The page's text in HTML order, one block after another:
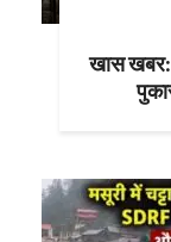
खास खबर: